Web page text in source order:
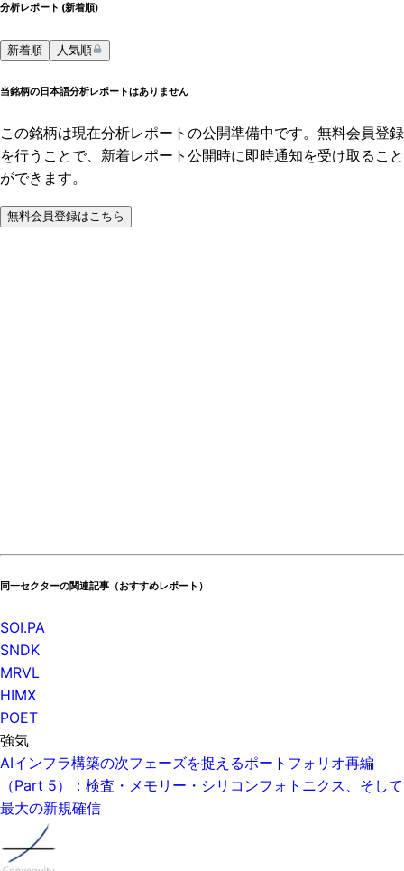
分析レポート (新着順)
新着順 人気順
当銘柄の日本語分析レポートはありません
この銘柄は現在分析レポートの公開準備中です。無料会員登録
を行うことで、新着レポート公開時に即時通知を受け取ること
ができます。
無料会員登録はこちら
同一セクターの関連記事（おすすめレポート）
SOI.PA
SNDK
MRVL
HIMX
POET
強気
AIインフラ構築の次フェーズを捉えるポートフォリオ再編
（Part 5）：検査・メモリー・シリコンフォトニクス、そして
最大の新規確信